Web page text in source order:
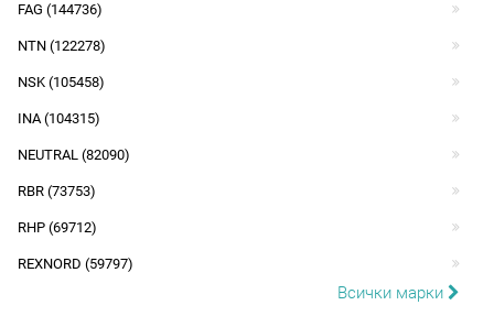
FAG (144736)
NTN (122278)
NSK (105458)
INA (104315)
NEUTRAL (82090)
RBR (73753)
RHP (69712)
REXNORD (59797)
Всички марки